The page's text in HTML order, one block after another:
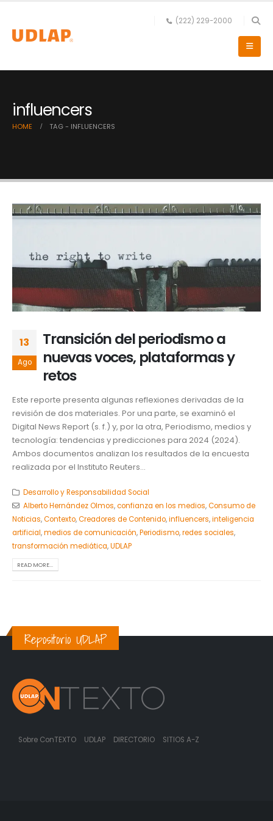
(222) 229-2000
influencers
HOME TAG - INFLUENCERS
13
Ago
Transición del periodismo a
nuevas voces, plataformas y
retos
Este reporte presenta algunas reflexiones derivadas de la
revisión de dos materiales. Por una parte, se examinó el
Digital News Report (s. f.) y, por la otra, Periodismo, medios y
tecnología: tendencias y predicciones para 2024 (2024).
Ambos documentos analizan los resultados de la encuesta
realizada por el Instituto Reuters...
Desarrollo y Responsabilidad Social
Alberto Hernández Olmos,confianza en los medios,Consumo de
Noticias,Contexto,Creadores de Contenido,influencers,inteligencia
artificial,medios de comunicación,Periodismo,redes sociales,
transformación mediática,UDLAP
READ MORE...
Repositorio UDLAP
Sobre ConTEXTO UDLAP DIRECTORIO SITIOS A-Z